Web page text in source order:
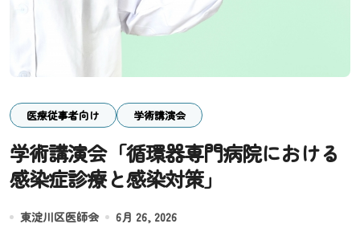
医療従事者向け 学術講演会
学術講演会「循環器専門病院における
感染症診療と感染対策」
東淀川区医師会 6月 26, 2026